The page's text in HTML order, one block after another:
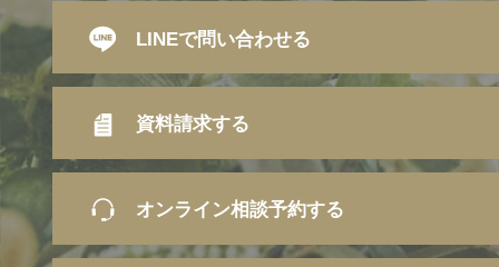
LINEで問い合わせる
資料請求する
オンライン相談予約する